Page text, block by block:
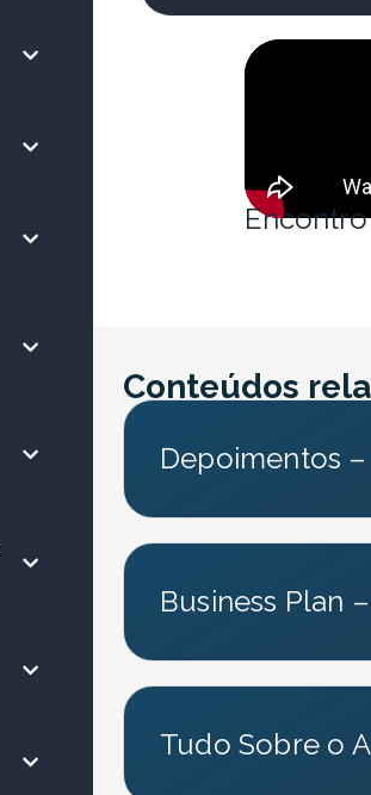
Conteúdos
Depoimentos
Business Plan
Tudo Sobre o